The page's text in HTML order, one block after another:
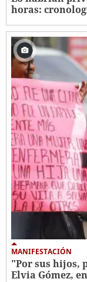
horas:
MANIFESTACIÓN
"Por sus hijos,
Elvia Gómez,